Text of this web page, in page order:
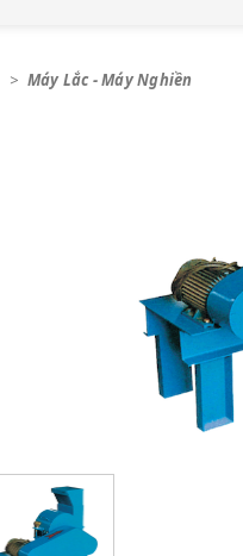
Máy Lắc - Máy Nghiền